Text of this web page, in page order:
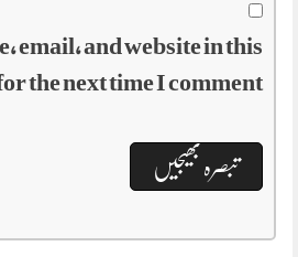
email, and website in this
the next time I comment.